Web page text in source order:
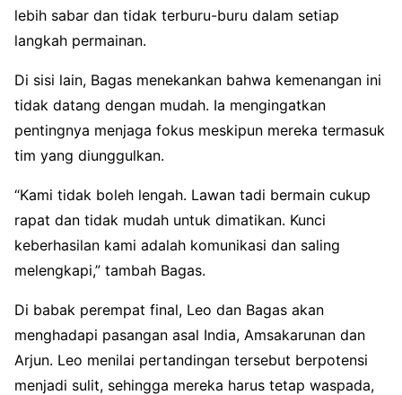
lebih sabar dan tidak terburu-buru dalam setiap
langkah permainan.
Di sisi lain, Bagas menekankan bahwa kemenangan ini
tidak datang dengan mudah. Ia mengingatkan
pentingnya menjaga fokus meskipun mereka termasuk
tim yang diunggulkan.
“Kami tidak boleh lengah. Lawan tadi bermain cukup
rapat dan tidak mudah untuk dimatikan. Kunci
keberhasilan kami adalah komunikasi dan saling
melengkapi,” tambah Bagas.
Di babak perempat final, Leo dan Bagas akan
menghadapi pasangan asal India, Amsakarunan dan
Arjun. Leo menilai pertandingan tersebut berpotensi
menjadi sulit, sehingga mereka harus tetap waspada,